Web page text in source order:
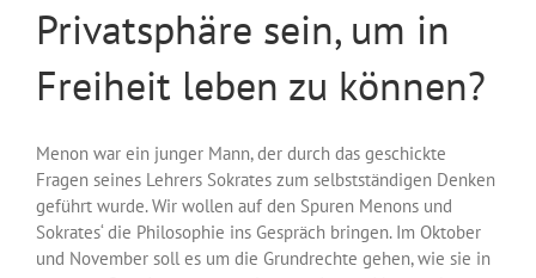
Privatsphäre sein, um in
Freiheit leben zu können?
Menon war ein junger Mann, der durch das geschickte
Fragen seines Lehrers Sokrates zum selbstständigen Denken
geführt wurde. Wir wollen auf den Spuren Menons und
Sokrates‘ die Philosophie ins Gespräch bringen. Im Oktober
und November soll es um die Grundrechte gehen, wie sie in